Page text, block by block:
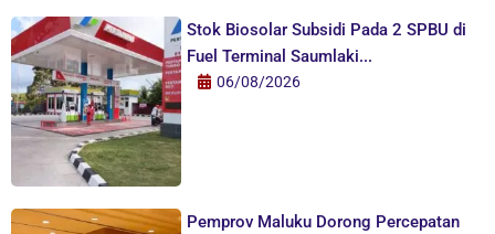
Stok Biosolar Subsidi Pada 2 SPBU di
Fuel Terminal Saumlaki...
06/08/2026
Pemprov Maluku Dorong Percepatan